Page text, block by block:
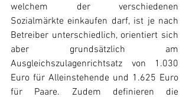
welchem der verschiedenen
Sozialmärkte einkaufen darf, ist je nach
Betreiber unterschiedlich, orientiert sich
aber grundsätzlich am
Ausgleichszulagenrichtsatz von 1.030
Euro für Alleinstehende und 1.625 Euro
für Paare. Zudem definieren die